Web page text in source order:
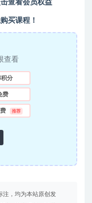
查看会员权益
买课程！
查看
分
费
推荐
注，均为本站原创发